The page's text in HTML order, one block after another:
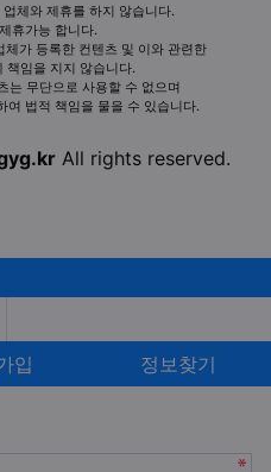
체와 제휴를 하지 않습니다.
휴가능 합니다.
가 등록한 컨텐츠 및 이와 관련한
책임을 지지 않습니다.
는 무단으로 사용할 수 없으며
여 법적 책임을 물을 수 있습니다.
All rights reserved.
입 정보찾기